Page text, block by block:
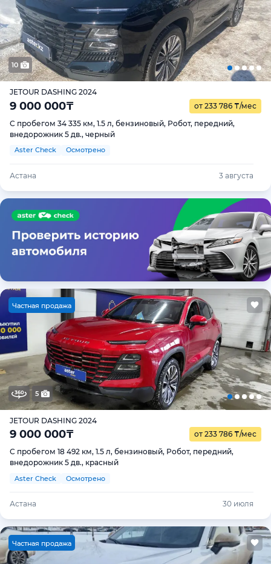
10
JETOUR DASHING 2024
9 000 000₸ от 233 786 ₸/мес
С пробегом 34 335 км, 1.5 л, бензиновый, Робот, передний,
внедорожник 5 дв., черный
Aster Check Осмотрено
Астана 3 августа
Частная продажа
5
JETOUR DASHING 2024
9 000 000₸ от 233 786 ₸/мес
С пробегом 18 492 км, 1.5 л, бензиновый, Робот, передний,
внедорожник 5 дв., красный
Aster Check Осмотрено
Астана 30 июля
Частная продажа